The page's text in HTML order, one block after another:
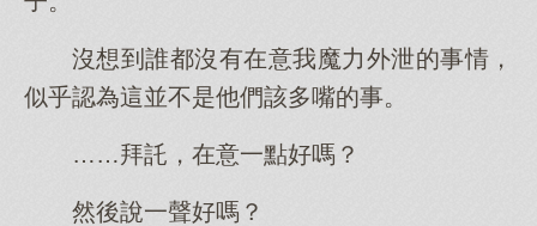
沒想到誰都沒有在意我魔力外泄的事情，
似乎認為這並不是他們該多嘴的事。
……拜託，在意一點好嗎？
然後說一聲好嗎？